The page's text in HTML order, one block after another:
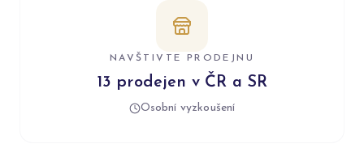
NAVŠTIVTE PRODEJNU
13 prodejen v ČR a SR
Osobní vyzkoušení